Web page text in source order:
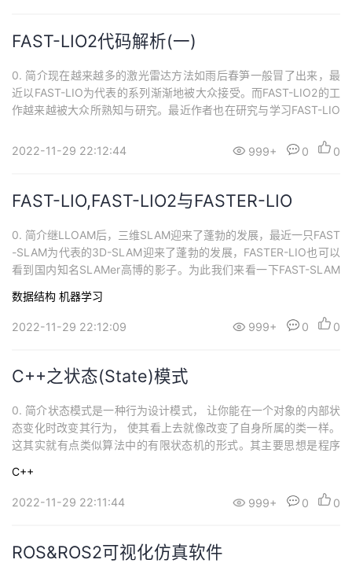
FAST-LIO2代码解析(一)
0. 简介现在越来越多的激光雷达方法如雨后春笋一般冒了出来，最
近以FAST-LIO为代表的系列渐渐地被大众接受。而FAST-LIO2的工
作越来越被大众所熟知与研究。最近作者也在研究与学习FAST-LIO
得。本文将通过代码的形式与论文结合，直观的来分析论文的核心
2022-11-29 22:12:44 999+ 0 0
FAST-LIO,FAST-LIO2与FASTER-LIO
0. 简介继LLOAM后，三维SLAM迎来了蓬勃的发展，最近一只FAST
-SLAM为代表的3D-SLAM迎来了蓬勃的发展，FASTER-LIO也可以
看到国内知名SLAMer高博的影子。为此我们来看一下FAST-SLAM
AT-LIO相较于其他的LIO好处在哪里：将IMU和Lidar特征点紧耦合
在一起使用反向传播考虑到...
数据结构 机器学习
2022-11-29 22:12:09 999+ 0 0
C++之状态(State)模式
0. 简介状态模式是一种行为设计模式， 让你能在一个对象的内部状
态变化时改变其行为， 使其看上去就像改变了自身所属的类一样。
这其实就有点类似算法中的有限状态机的形式。其主要思想是程序
程序的行为都不相同， 且可瞬间从一个状态切换到另一个状态。 不
过， 根据当前状态， 程序可能会切换到另外一种状态， 也可能会保
C++
2022-11-29 22:11:44 999+ 0 0
ROS&ROS2可视化仿真软件